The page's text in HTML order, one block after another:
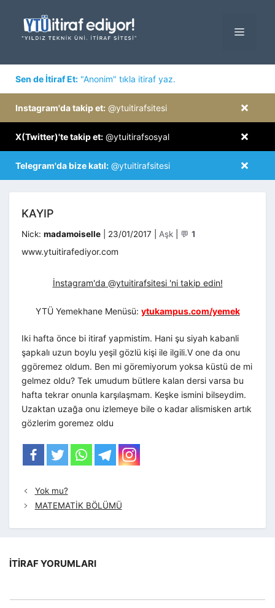
MENÜ
Sen de İtiraf Et: "Anonim" tıkla itiraf yaz.
×
Instagram'da takip et: @ytuitirafsitesi
×
X(Twitter)'te takip et: @ytuitirafsosyal
×
Telegram'da bize katıl: @ytuitirafsitesi
KAYIP
Nick: madamoiselle 23/01/2017 Kategoriler
Aşk 💬 1
www.ytuitirafediyor.com
İnstagram'da @ytuitirafsitesi 'ni takip edin!
YTÜ Yemekhane Menüsü: ytukampus.com/yemek
Iki hafta önce bi itiraf yapmistim. Hani şu siyah kabanli
şapkalı uzun boylu yeşil gözlü kişi ile ilgili.V one da onu
ggöremez oldum. Ben mi göremiyorum yoksa küstü de mi
gelmez oldu? Tek umudum bütlere kalan dersi varsa bu
hafta tekrar onunla karşılaşmam. Keşke ismini bilseydim.
Uzaktan uzağa onu izlemeye bile o kadar alismisken artık
gözlerim goremez oldu
Yok mu?
MATEMATİK BÖLÜMÜ
İTIRAF YORUMLARI